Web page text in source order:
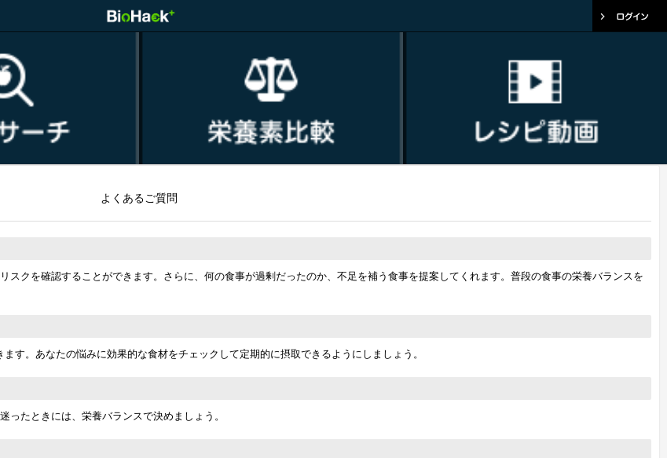
よくあるご質問
クを確認することができます。さらに、何の食事が過剰だったのか、不足を補う食事を提案してくれます。普段の食事の栄養バランスを
す。あなたの悩みに効果的な食材をチェックして定期的に摂取できるようにしましょう。
たときには、栄養バランスで決めましょう。